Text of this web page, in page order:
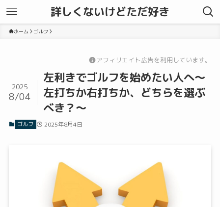
詳しくないけどただ好き
ホーム ゴルフ
アフィリエイト広告を利用しています。
左利きでゴルフを始めたい人へ〜
左打ちか右打ちか、どちらを選ぶ
べき？〜
2025
8/04
ゴルフ 2025年8月4日